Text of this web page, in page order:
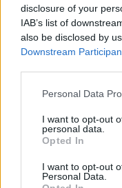
disclosure of your
IAB’s list of
also be disclosed by
Downstream
Please note that this
not limited to your
grant or deny consent
use your data for
consent section.
Personal Data
I want to opt-out
personal data.
Opted In
I want to opt-out
Personal Data.